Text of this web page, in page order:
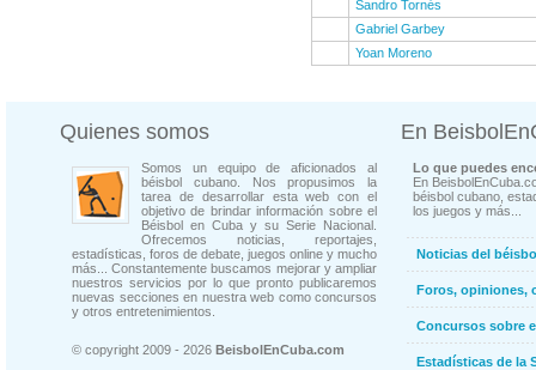
Sandro Tornés
Gabriel Garbey
Yoan Moreno
Quienes somos
Somos un equipo de aficionados al
béisbol cubano. Nos propusimos la
tarea de desarrollar esta web con el
objetivo de brindar información sobre el
Béisbol en Cuba y su Serie Nacional.
Ofrecemos noticias, reportajes,
estadísticas, foros de debate, juegos online y mucho
más... Constantemente buscamos mejorar y ampliar
nuestros servicios por lo que pronto publicaremos
nuevas secciones en nuestra web como concursos
y otros entretenimientos.
© copyright 2009 - 2026 BeisbolEnCuba.com
En
Lo que puedes
En
béisbol cubano,
los juegos y más...
Noticias del
Foros, opiniones,
Concursos sobre
Estadísticas de la